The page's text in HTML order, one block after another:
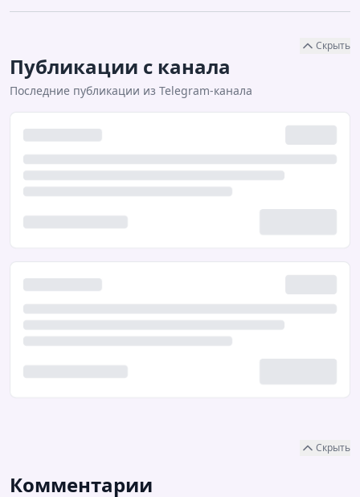
Скрыть
Комментарии
Скрыть
Публикации с канала
Последние публикации из Telegram-канала